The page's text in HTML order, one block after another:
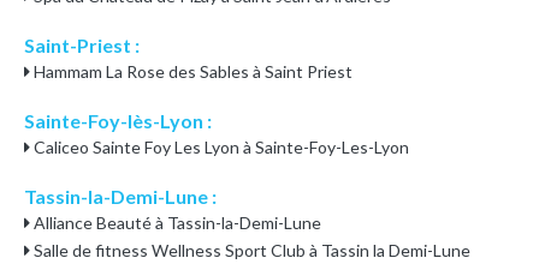
Saint-Priest :
Hammam La Rose des Sables à Saint Priest
Sainte-Foy-lès-Lyon :
Caliceo Sainte Foy Les Lyon à Sainte-Foy-Les-Lyon
Tassin-la-Demi-Lune :
Alliance Beauté à Tassin-la-Demi-Lune
Salle de fitness Wellness Sport Club à Tassin la Demi-Lune